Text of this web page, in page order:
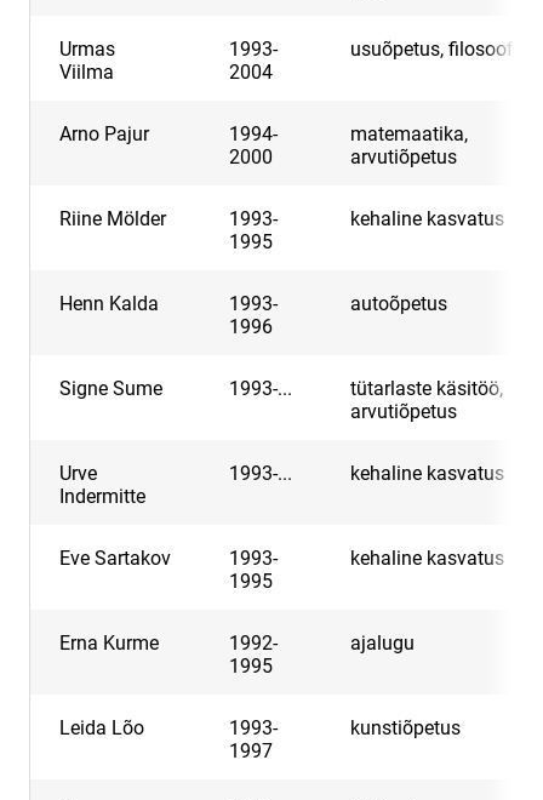
Urmas
Viilma
1993-
2004
usuõpetus, filosoofia
Arno Pajur
1994-
2000
matemaatika,
arvutiõpetus
Riine Mölder
1993-
1995
kehaline kasvatus
Henn Kalda
1993-
1996
autoõpetus
Signe Sume 1993-...
tütarlaste käsitöö,
arvutiõpetus
Urve
Indermitte
1993-... kehaline kasvatus
Eve Sartakov
1993-
1995
kehaline kasvatus
Erna Kurme
1992-
1995
ajalugu
Leida Lõo
1993-
1997
kunstiõpetus